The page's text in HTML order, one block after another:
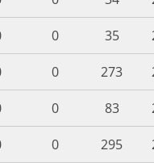
0 35
0 273
0 83
0 295